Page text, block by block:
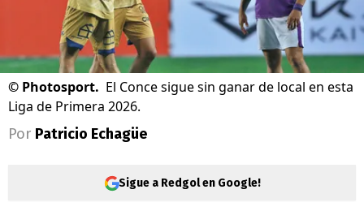
© Photosport. El Conce sigue sin ganar de local en esta
Liga de Primera 2026.
Por Patricio Echagüe
Sigue a Redgol en Google!